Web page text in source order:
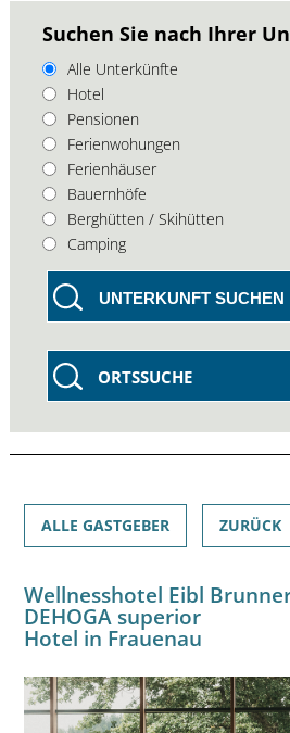
Suchen Sie nach Ihrer
Alle Unterkünfte
Hotel
Pensionen
Ferienwohungen
Ferienhäuser
Bauernhöfe
Berghütten / Skihütten
Camping
UNTERKUNFT SUCHEN
ORTSSUCHE
ALLE GASTGEBER ZURÜCK
Wellnesshotel Eibl
DEHOGA superior
Hotel in Frauenau